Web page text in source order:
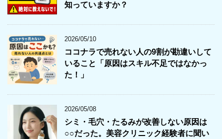
知っていますか？
2026/05/10
ココナラで売れない人の9割が勘違いして
いること「原因はスキル不足ではなかっ
た！」
2026/05/08
シミ・毛穴・たるみが改善しない原因は
○○だった。美容クリニック経験者に聞い